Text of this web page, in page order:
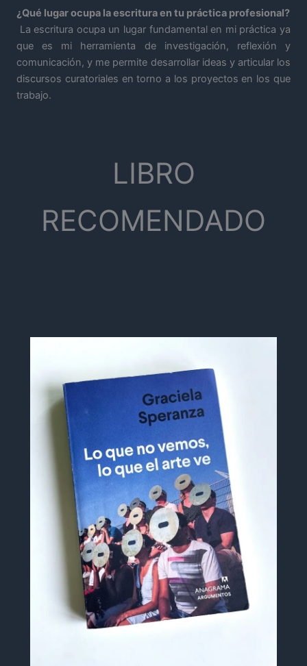
¿Qué lugar ocupa la escritura en tu práctica profesional?
La escritura ocupa un lugar fundamental en mi práctica ya
que es mi herramienta de investigación, reflexión y
comunicación, y me permite desarrollar ideas y articular los
discursos curatoriales en torno a los proyectos en los que
trabajo.
LIBRO
RECOMENDADO